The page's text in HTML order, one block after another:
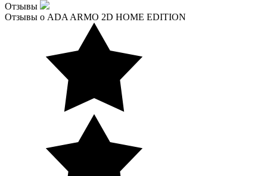
Отзывы
Отзывы о ADA ARMO 2D HOME EDITION